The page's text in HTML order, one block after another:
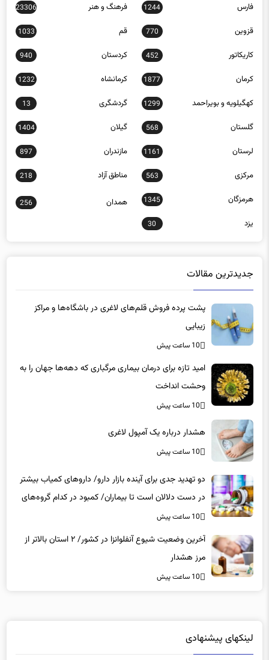
فارس 1244 فرهنگ و هنر 23306
قزوین 770 قم 1033
کاریکاتور 452 کردستان 940
کرمان 1877 کرمانشاه 1232
کهگیلویه و بویراحمد 1299 گردشگری 13
گلستان 568 گیلان 1404
لرستان 1161 مازندران 897
مرکزی 563 مناطق آزاد 218
هرمزگان 1345 همدان 256
یزد 30
جدیدترین مقالات
پشت پرده فروش قلم‌های لاغری در باشگاه‌ها و مراکز
زیبایی
10 ساعت پیش
امید تازه برای درمان بیماری مرگباری که دهه‌ها جهان را به
وحشت انداخت
10 ساعت پیش
هشدار درباره یک آمپول لاغری
10 ساعت پیش
دو تهدید جدی برای آینده بازار دارو/ داروهای کمیاب بیشتر
در دست دلالان است تا بیماران/ کمبود در کدام گروه‌های
دارویی محسوس‌تر است؟
10 ساعت پیش
آخرین وضعیت شیوع آنفلوانزا در کشور/ ۲ استان بالاتر از
مرز هشدار
10 ساعت پیش
لینکهای پیشنهادی